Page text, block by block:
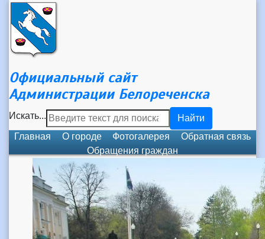
Официальный сайт
Администрации Белореченска
Искать...
Найти
Главная
О городе Фотогалерея
Обратная связь
Обращения граждан